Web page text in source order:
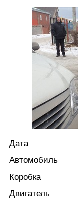
Дата
Автомобиль
Коробка
Двигатель